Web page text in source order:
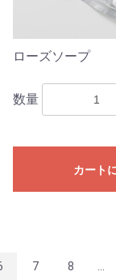
ローズソープ
数量
カート
7 8